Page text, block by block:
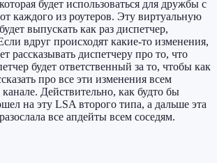
будет использоваться для дружбы с
каждого из роутеров. Эту виртуальную
выпускать как раз диспетчер,
вдруг происходят какие-то изменения,
рассказывать диспетчеру про то, что
будет ответственный за то, чтобы как
про все эти изменения всем
Действительно, как будто бы
на эту LSA второго типа, а дальше эта
все апдейты всем соседям.